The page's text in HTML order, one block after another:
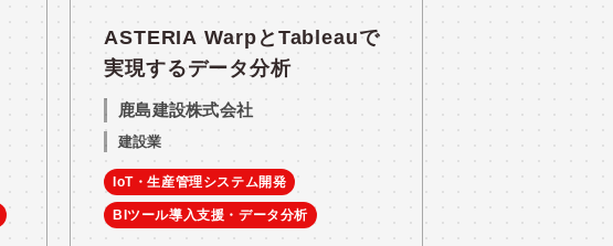
ASTERIA WarpとTableauで
実現するデータ分析
鹿島建設株式会社
建設業
IoT・生産管理システム開発
BIツール導入支援・データ分析